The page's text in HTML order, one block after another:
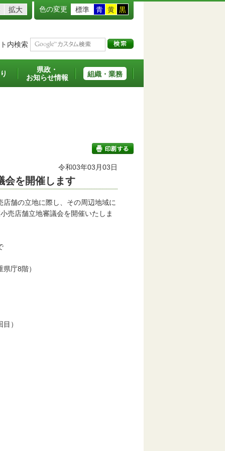
拡大 色の変更 標準 青 黄 黒
内検索
県政・
お知らせ情報
組織・業務
印刷する
令和03年03月03日
会を開催します
舗の立地に際し、その周辺地域に
売店舗立地審議会を開催いたしま
庁8階）
）